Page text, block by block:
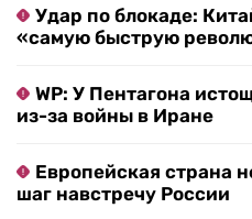
Удар по блокаде:
«самую быструю
WP: У Пентагона
из-за войны в Иране
Европейская страна
шаг навстречу России